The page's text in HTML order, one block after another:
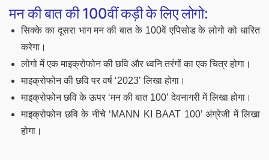
मन की बात की 100वीं कड़ी के लिए लोगो:
सिक्के का दूसरा भाग मन की बात के 100वें एपिसोड के लोगो को धारित
करेगा।
लोगो में एक माइक्रोफोन की छवि और ध्वनि तरंगों का एक चित्र होगा।
माइक्रोफोन की छवि पर वर्ष ‘2023’ लिखा होगा।
माइक्रोफोन छवि के ऊपर ‘मन की बात 100’ देवनागरी में लिखा होगा।
माइक्रोफोन छवि के नीचे ‘MANN KI BAAT 100’ अंग्रेजी में लिखा
होगा।